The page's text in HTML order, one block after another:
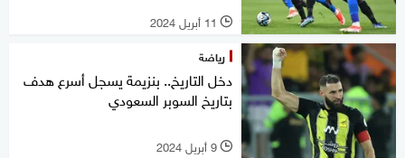
l 11 أبريل 2024
رياضة
دخل التاريخ.. بنزيمة يسجل أسرع هدف
بتاريخ السوبر السعودي
l 9 أبريل 2024